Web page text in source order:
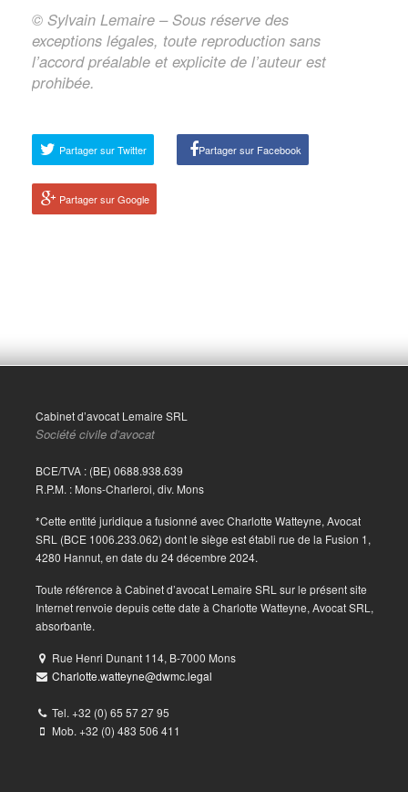
© Sylvain Lemaire – Sous réserve des
exceptions légales, toute reproduction sans
l’accord préalable et explicite de l’auteur est
prohibée.
Partager sur Twitter Partager sur Facebook
Partager sur Google
Cabinet d’avocat Lemaire SRL
Société civile d’avocat
BCE/TVA : (BE) 0688.938.639
R.P.M. : Mons-Charleroi, div. Mons
*Cette entité juridique a fusionné avec Charlotte Watteyne, Avocat
SRL (BCE 1006.233.062) dont le siège est établi rue de la Fusion 1,
4280 Hannut, en date du 24 décembre 2024.
Toute référence à Cabinet d’avocat Lemaire SRL sur le présent site
Internet renvoie depuis cette date à Charlotte Watteyne, Avocat SRL,
absorbante.
Rue Henri Dunant 114, B-7000 Mons
Charlotte.watteyne@dwmc.legal
Tel. +32 (0) 65 57 27 95
Mob. +32 (0) 483 506 411